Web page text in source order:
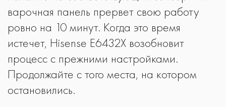
варочная панель прервет свою работу
ровно на 10 минут. Когда это время
истечет, Hisense E6432X возобновит
процесс с прежними настройками.
Продолжайте с того места, на котором
остановились.